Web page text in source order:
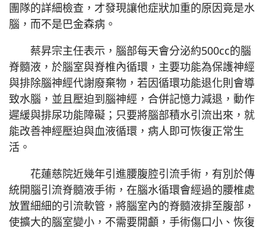
團隊的詳細檢查，才發現讓他症狀加重的原因竟是水
腦，而不是巴金森病。
蔡昇宗主任表示，腦部每天會分泌約500cc的腦
脊髓液，於腦室與脊椎內循環，主要功能為保護神經
與排除腦神經代謝廢棄物，若因循環功能退化則會導
致水腦，並且壓迫到腦神經，合併記憶力減退，動作
遲緩與排尿功能障礙；只要將腦部積水引流出來，就
能改善神經壓迫與血液循環，病人即可恢復正常生
活。
花蓮慈院近幾年引進腰腹腔引流手術，有別於傳
統開腦引流脊髓液手術，在腦水循環會經過的腰椎處
放置細細的引流軟管，將腦室內的脊髓液排至腹部，
使擴大的腦室變小，不需要開顱，手術傷口小、恢復